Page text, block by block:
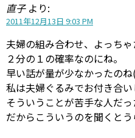
直子 より:
2011年12月13日 9:03 PM
夫婦の組み合わせ、よっちゃ
２分の１の確率なのにね。
早い話が量が少なかったの
私は夫婦ぐるみでお付き合い
そういうことが苦手な人だっ
だからこういうのを聞くとう